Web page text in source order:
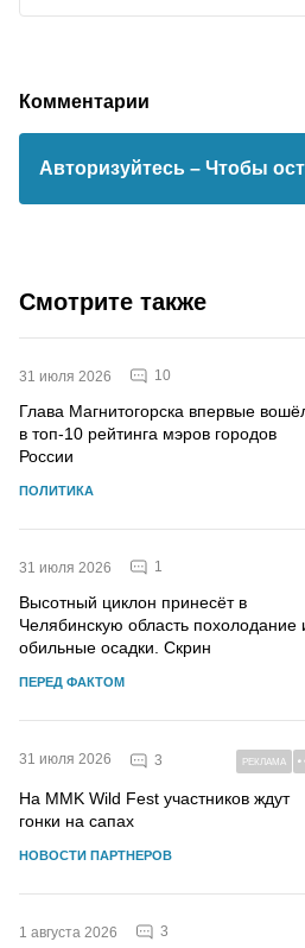
Комментарии
Авторизуйтесь – Чтобы
Смотрите также
31 июля 2026 10
Глава Магнитогорска впервые
в топ-10 рейтинга мэров городов
России
ПОЛИТИКА
31 июля 2026 1
Высотный циклон принесёт в
Челябинскую область похолодание
обильные осадки. Скрин
ПЕРЕД ФАКТОМ
31 июля 2026 3 РЕКЛАМА
На MMK Wild Fest участников ждут
гонки на сапах
НОВОСТИ ПАРТНЕРОВ
1 августа 2026 3